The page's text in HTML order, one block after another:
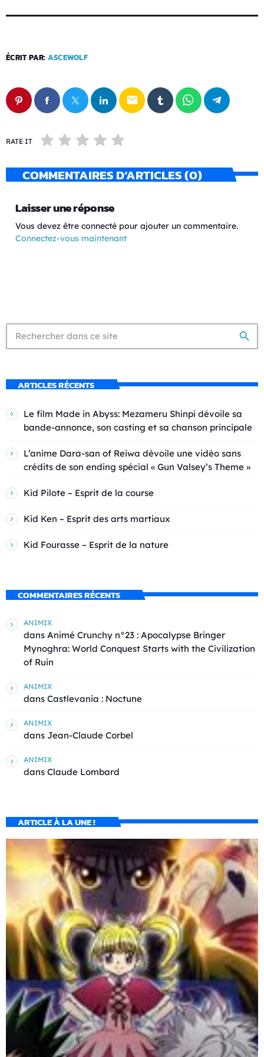
ÉCRIT PAR: ASCEWOLF
email
RATE IT
COMMENTAIRES D’ARTICLES (0)
Laisser une réponse
Vous devez être connecté pour ajouter un commentaire.
Connectez-vous maintenant
search
ARTICLES RÉCENTS
Le film Made in Abyss: Mezameru Shinpi dévoile sa
bande-annonce, son casting et sa chanson principale
L’anime Dara-san of Reiwa dévoile une vidéo sans
crédits de son ending spécial « Gun Valsey’s Theme »
Kid Pilote – Esprit de la course
Kid Ken – Esprit des arts martiaux
Kid Fourasse – Esprit de la nature
COMMENTAIRES RÉCENTS
ANIMIX
dans Animé Crunchy n°23 : Apocalypse Bringer
Mynoghra: World Conquest Starts with the Civilization
of Ruin
ANIMIX
dans Castlevania : Noctune
ANIMIX
dans Jean-Claude Corbel
ANIMIX
dans Claude Lombard
ARTICLE À LA UNE !